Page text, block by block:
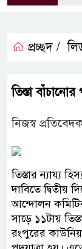
প্রচ্ছদ /
তিস্তা
নিজস্ব
তিস্তার ন্যায্য
দাবিতে দ্বিতীয়
আন্দোলন
সাড়ে ১১টায়
রংপুরের